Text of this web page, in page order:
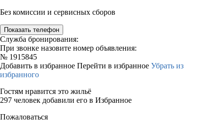
Без комиссии и сервисных сборов
Показать телефон
Служба бронирования:
При звонке назовите номер объявления:
№ 1915845
Добавить в избранное Перейти в избранное Убрать из
избранного
Гостям нравится это жильё
297 человек добавили его в Избранное
Пожаловаться